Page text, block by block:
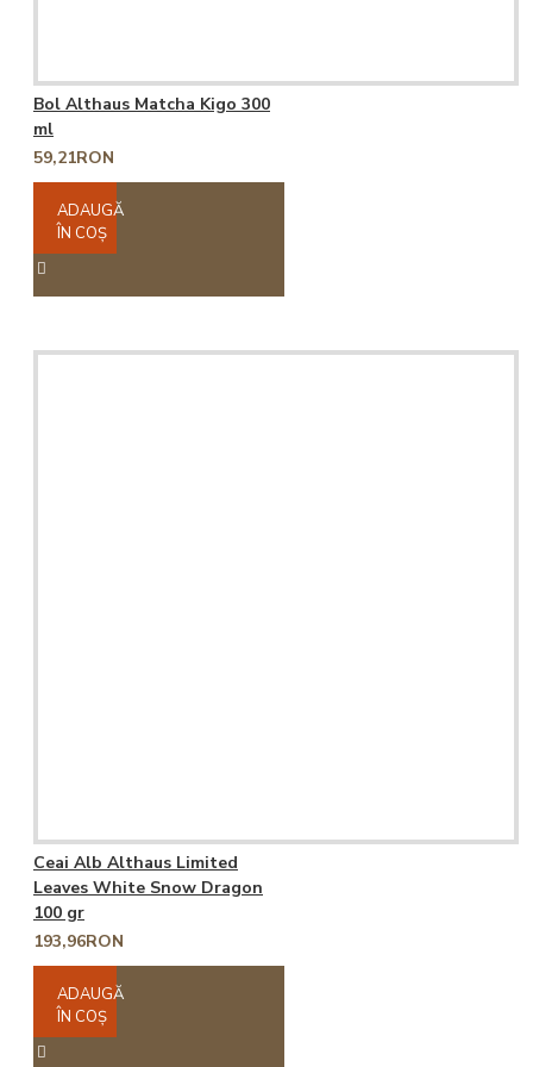
Bol Althaus Matcha Kigo 300
ml
59,21RON
ADAUGĂ
ÎN COŞ
Ceai Alb Althaus Limited
Leaves White Snow Dragon
100 gr
193,96RON
ADAUGĂ
ÎN COŞ